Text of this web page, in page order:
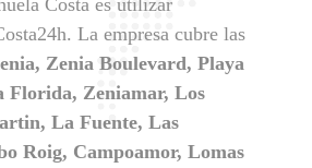
La empresa cubre las
Zenia Boulevard, Playa
Florida, Zeniamar, Los
La Fuente, Las
Roig, Campoamor, Lomas